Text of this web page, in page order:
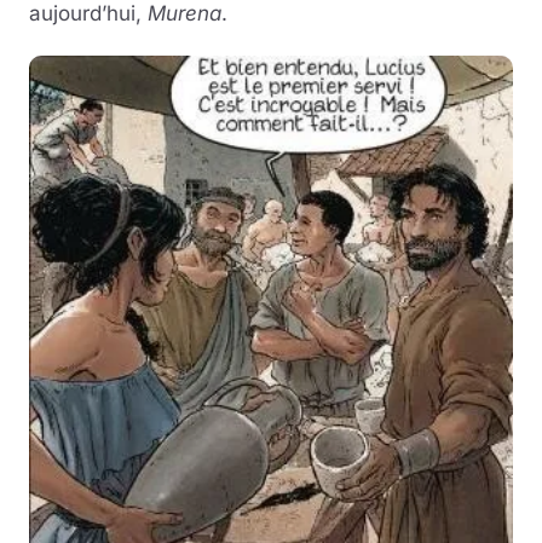
aujourd’hui, Murena.